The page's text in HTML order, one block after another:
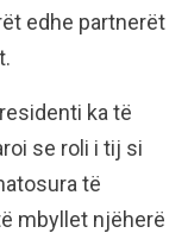
edhe partnerët
ka të
se roli i tij si
të
mbyllet njëherë